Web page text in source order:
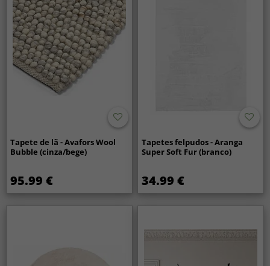
Tapete de lã - Avafors Wool
Bubble (cinza/bege)
95.99 €
Tapetes felpudos - Aranga
Super Soft Fur (branco)
34.99 €